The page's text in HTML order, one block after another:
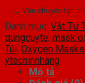
số
lượng
→ Vận chuyển tận
Danh mục: Vật Tư
dungcuyte, mask
Túi, Oxygen Masks,
ytechinhhang
Mô tả